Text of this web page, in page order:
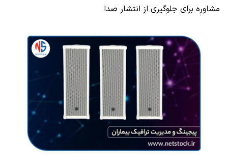
مشاوره برای جلوگیری از انتشار صدا